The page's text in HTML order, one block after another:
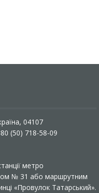
04107
(50) 718-58-09
метро
№ 31 або маршрутним
«Провулок Татарський».